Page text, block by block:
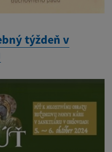
týždeň v